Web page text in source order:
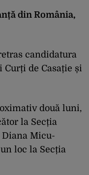
din România,
candidatura
de Casație și
două luni,
la Secția
Diana Micu-
loc la Secția